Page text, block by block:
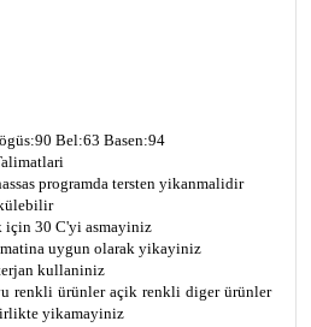
Bel:63 Basen:94
programda tersten yikanmalidir
için 30 C'yi asmayiniz
uygun olarak yikayiniz
kullaniniz
renkli ürünler açik renkli diger ürünler
yikamayiniz